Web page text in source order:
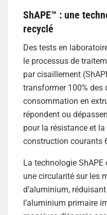
ShAPE™ : une
recyclé
Des tests en
le processus de
par cisaillement
transformer 100% des
consommation en
répondent ou
pour la résistance et
construction courants
La technologie
une circularité sur les
d’aluminium,
l’aluminium primaire